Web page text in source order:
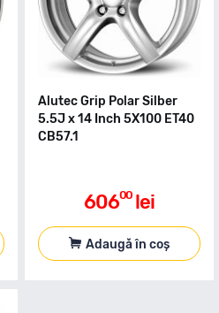
Alutec Grip Polar Silber
5.5J x 14 Inch 5X100 ET40
CB57.1
60600 lei
Adaugă în coș